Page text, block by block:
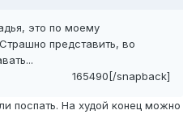
это по моему
представить, во
165490[/snapback]
поспать. На худой конец можно